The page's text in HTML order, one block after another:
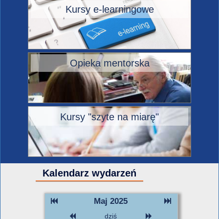
Kursy e-learningowe
Opieka mentorska
Kursy "szyte na miarę"
Kalendarz wydarzeń
Maj 2025
dziś